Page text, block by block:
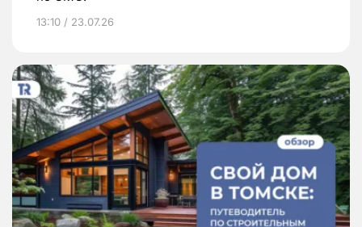
13:10 / 23.07.26